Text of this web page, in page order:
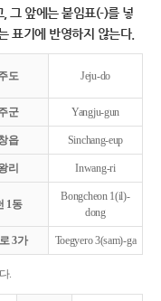
그 앞에는 붙임표(-)를 넣
표기에 반영하지 않는다.
도 Jeju-do
군 Yangju-gun
읍 Sinchang-eup
리 Inwang-ri
1동
Bongcheon 1(il)-
dong
3가 Toegyero 3(sam)-ga
.